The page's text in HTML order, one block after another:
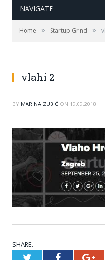
NAVIGATE
Home » Startup Grind »
vlahi 2
BY MARINA ZUBIĆ ON 19.09.2018
SHARE.
TwitterFacebook